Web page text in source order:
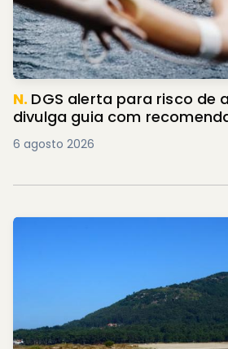
N. DGS alerta para risco de
divulga guia com
6 agosto 2026